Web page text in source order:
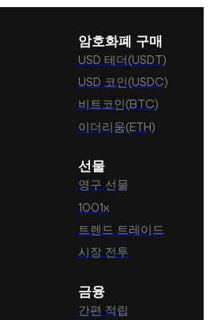
수료도 부과하지 않습니다. 그
수료를 사용자에게 전가할 수 있습
암호화폐 구매
USD 테더(USDT)
USD 코인(USDC)
비트코인(BTC)
이더리움(ETH)
선물
영구 선물
1001x
트렌드 트레이드
시장 전투
금융
간편 적립